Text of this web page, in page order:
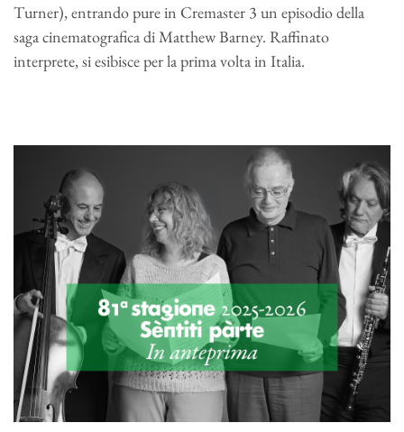
Turner), entrando pure in Cremaster 3 un episodio della
saga cinematografica di Matthew Barney. Raffinato
interprete, si esibisce per la prima volta in Italia.